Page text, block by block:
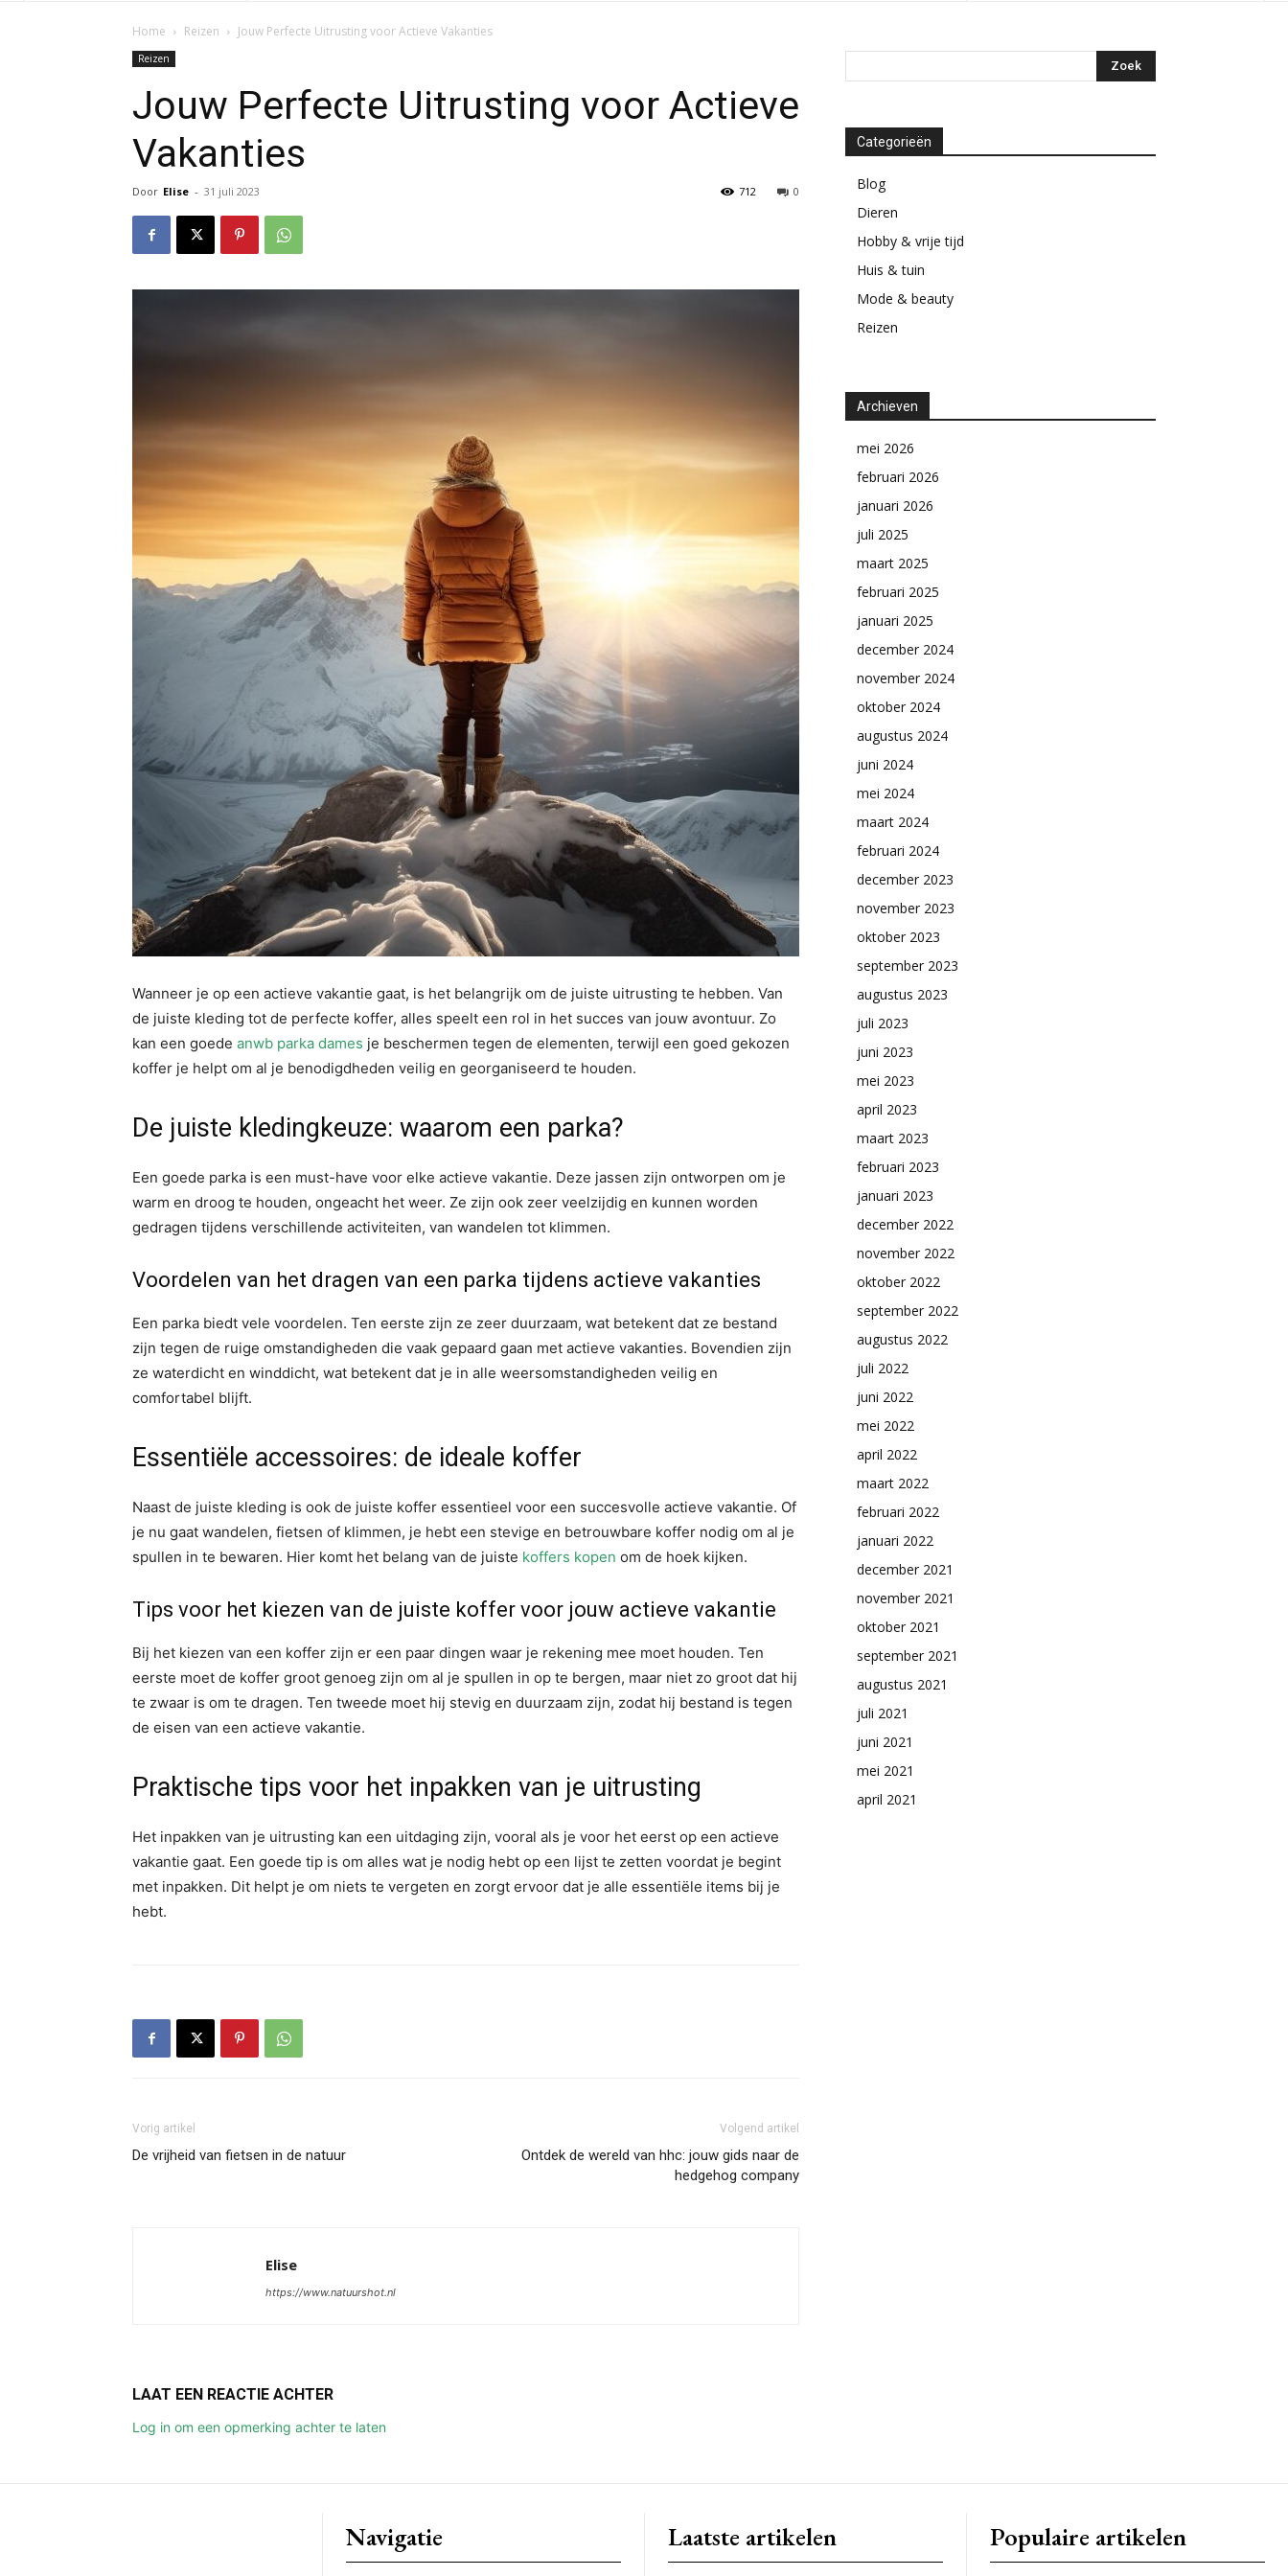
Home Reizen Jouw Perfecte Uitrusting voor Actieve Vakanties
Reizen
Jouw Perfecte Uitrusting voor Actieve
Vakanties
Door Elise - 31 juli 2023 0
712
Wanneer je op een actieve vakantie gaat, is het belangrijk om de juiste uitrusting te hebben. Van
de juiste kleding tot de perfecte koffer, alles speelt een rol in het succes van jouw avontuur. Zo
kan een goede anwb parka dames je beschermen tegen de elementen, terwijl een goed gekozen
koffer je helpt om al je benodigdheden veilig en georganiseerd te houden.
De juiste kledingkeuze: waarom een parka?
Een goede parka is een must-have voor elke actieve vakantie. Deze jassen zijn ontworpen om je
warm en droog te houden, ongeacht het weer. Ze zijn ook zeer veelzijdig en kunnen worden
gedragen tijdens verschillende activiteiten, van wandelen tot klimmen.
Voordelen van het dragen van een parka tijdens actieve vakanties
Een parka biedt vele voordelen. Ten eerste zijn ze zeer duurzaam, wat betekent dat ze bestand
zijn tegen de ruige omstandigheden die vaak gepaard gaan met actieve vakanties. Bovendien zijn
ze waterdicht en winddicht, wat betekent dat je in alle weersomstandigheden veilig en
comfortabel blijft.
Essentiële accessoires: de ideale koffer
Naast de juiste kleding is ook de juiste koffer essentieel voor een succesvolle actieve vakantie. Of
je nu gaat wandelen, fietsen of klimmen, je hebt een stevige en betrouwbare koffer nodig om al je
spullen in te bewaren. Hier komt het belang van de juiste koffers kopen om de hoek kijken.
Tips voor het kiezen van de juiste koffer voor jouw actieve vakantie
Bij het kiezen van een koffer zijn er een paar dingen waar je rekening mee moet houden. Ten
eerste moet de koffer groot genoeg zijn om al je spullen in op te bergen, maar niet zo groot dat hij
te zwaar is om te dragen. Ten tweede moet hij stevig en duurzaam zijn, zodat hij bestand is tegen
de eisen van een actieve vakantie.
Praktische tips voor het inpakken van je uitrusting
Het inpakken van je uitrusting kan een uitdaging zijn, vooral als je voor het eerst op een actieve
vakantie gaat. Een goede tip is om alles wat je nodig hebt op een lijst te zetten voordat je begint
met inpakken. Dit helpt je om niets te vergeten en zorgt ervoor dat je alle essentiële items bij je
hebt.
Vorig artikel
De vrijheid van fietsen in de natuur
Volgend artikel
Ontdek de wereld van hhc: jouw gids naar de
hedgehog company
Elise
https://www.natuurshot.nl
LAAT EEN REACTIE ACHTER
Log in om een opmerking achter te laten
Categorieën
Blog
Dieren
Hobby & vrije tijd
Huis & tuin
Mode & beauty
Reizen
Archieven
mei 2026
februari 2026
januari 2026
juli 2025
maart 2025
februari 2025
januari 2025
december 2024
november 2024
oktober 2024
augustus 2024
juni 2024
mei 2024
maart 2024
februari 2024
december 2023
november 2023
oktober 2023
september 2023
augustus 2023
juli 2023
juni 2023
mei 2023
april 2023
maart 2023
februari 2023
januari 2023
december 2022
november 2022
oktober 2022
september 2022
augustus 2022
juli 2022
juni 2022
mei 2022
april 2022
maart 2022
februari 2022
januari 2022
december 2021
november 2021
oktober 2021
september 2021
augustus 2021
juli 2021
juni 2021
mei 2021
april 2021
Navigatie Laatste artikelen Populaire artikelen